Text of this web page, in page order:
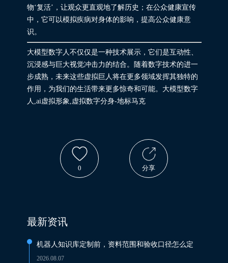
物‘复活’，让观众更直观地了解历史；在公众健康宣传
中，它可以模拟疾病对身体的影响，提高公众健康意
识。
大模型数字人不仅仅是一种技术展示，它们是互动性、
沉浸感与巨大视觉冲击力的结合。随着数字技术的进一
步成熟，未来这些虚拟巨人将在更多领域发挥其独特的
作用，为我们的生活带来更多惊奇和可能。大模型数字
人,ai虚拟形象,虚拟数字分身-地标马克
0 分享
最新资讯
机器人知识库定制前，资料范围和验收口径怎么定
2026.08.07